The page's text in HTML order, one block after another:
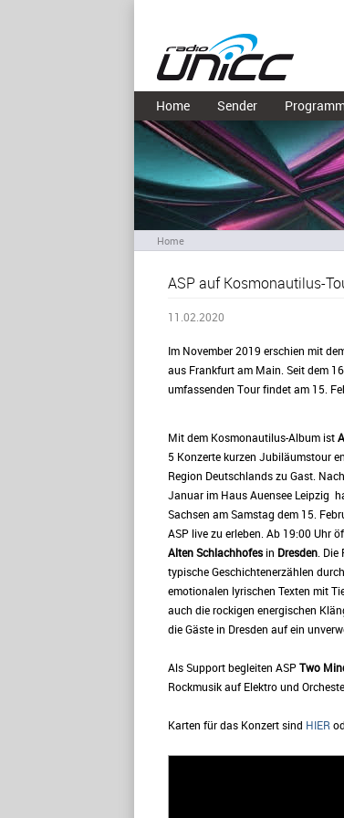
Home Sender
Home
ASP auf Kosmonautilus-
11.02.2020
Im November 2019 erschien mit
aus Frankfurt am Main. Seit dem
umfassenden Tour findet am 15.
Mit dem Kosmonautilus-Album ist
5 Konzerte kurzen Jubiläumstour
Region Deutschlands zu Gast.
Januar im Haus Auensee Leipzig
Sachsen am Samstag dem 15.
ASP live zu erleben. Ab 19:00 Uhr
Alten Schlachhofesin Dresden .
typische Geschichtenerzählen
emotionalen lyrischen Texten mit
auch die rockigen energischen
die Gäste in Dresden auf ein
Als Support begleiten ASPTwo
Rockmusik auf Elektro und
Karten für das Konzert sind HIER